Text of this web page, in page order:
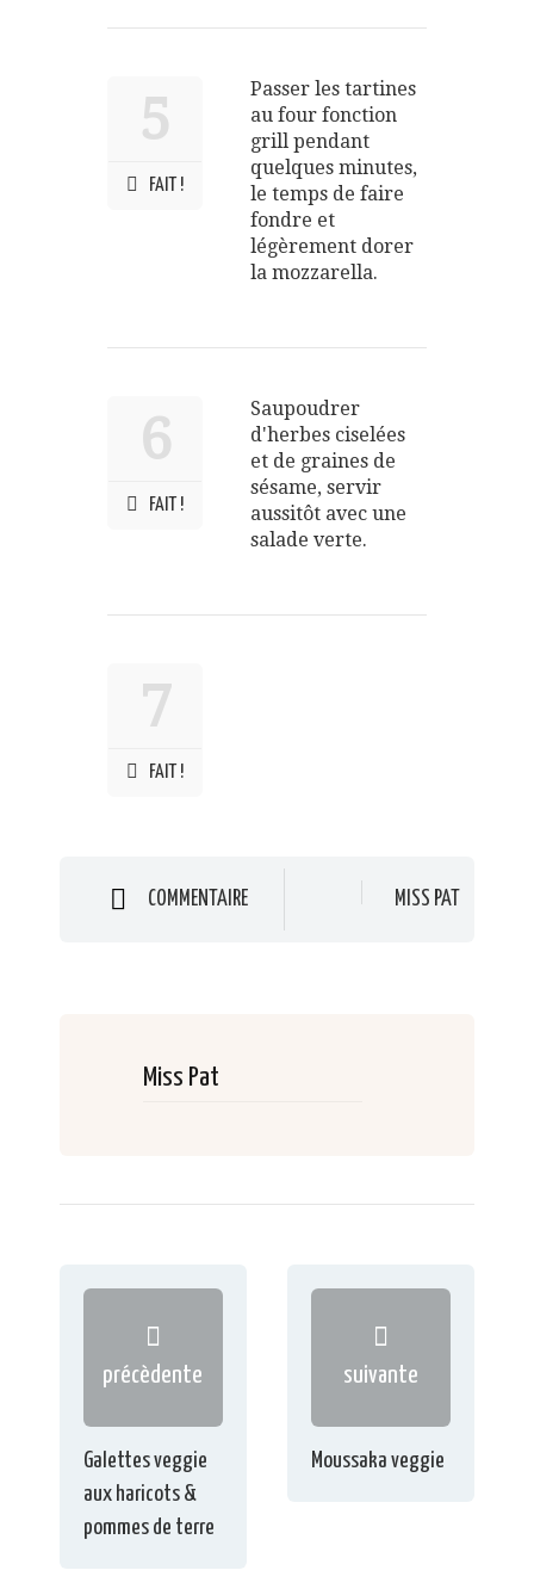
5
FAIT !
Passer les tartines
au four fonction
grill pendant
quelques minutes,
le temps de faire
fondre et
légèrement dorer
la mozzarella.
6
FAIT !
Saupoudrer
d'herbes ciselées
et de graines de
sésame, servir
aussitôt avec une
salade verte.
7
FAIT !
COMMENTAIRE MISS PAT
Miss Pat
précèdente
Galettes veggie
aux haricots &
pommes de terre
suivante
Moussaka veggie